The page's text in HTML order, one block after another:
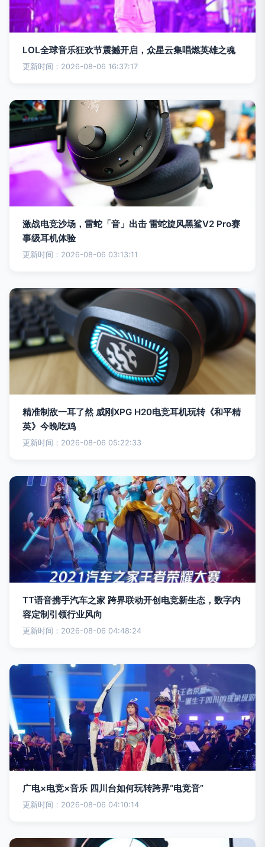
LOL全球音乐狂欢节震撼开启，众星云集唱燃英雄之魂
更新时间：2026-08-06 16:37:17
激战电竞沙场，雷蛇「音」出击 雷蛇旋风黑鲨V2 Pro赛
事级耳机体验
更新时间：2026-08-06 03:13:11
精准制敌一耳了然 威刚XPG H20电竞耳机玩转《和平精
英》今晚吃鸡
更新时间：2026-08-06 05:22:33
TT语音携手汽车之家 跨界联动开创电竞新生态，数字内
容定制引领行业风向
更新时间：2026-08-06 04:48:24
广电×电竞×音乐 四川台如何玩转跨界“电竞音”
更新时间：2026-08-06 04:10:14